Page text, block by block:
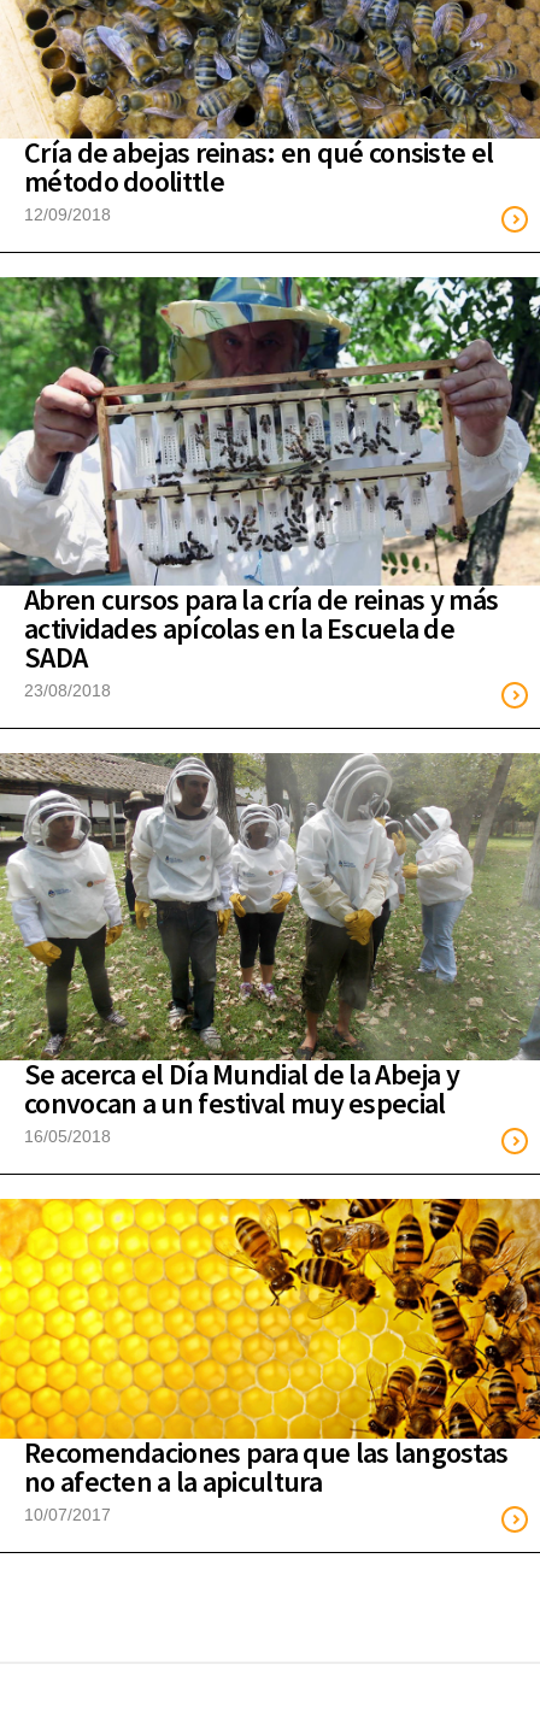
Cría de abejas reinas: en qué consiste el
método doolittle
12/09/2018
Abren cursos para la cría de reinas y más
actividades apícolas en la Escuela de
SADA
23/08/2018
Se acerca el Día Mundial de la Abeja y
convocan a un festival muy especial
16/05/2018
Recomendaciones para que las langostas
no afecten a la apicultura
10/07/2017